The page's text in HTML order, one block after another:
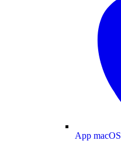
App macOS